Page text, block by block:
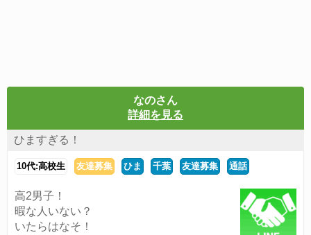
なのさん
詳細を見る
ひますぎる！
10代:高校生 友達募集 ひま 千葉 友達募集 通話
高2男子！
暇な人いない？
いたらはなそ！